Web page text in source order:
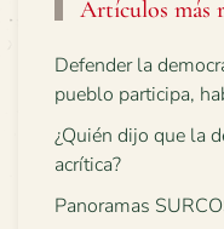
Artículos más
Defender la
pueblo participa,
¿Quién dijo que la
acrítica?
Panoramas